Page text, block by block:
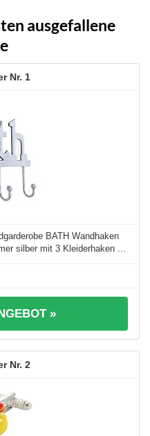
ausgefallene
1
BATH Wandhaken
silber mit 3 Kleiderhaken ...
»
2